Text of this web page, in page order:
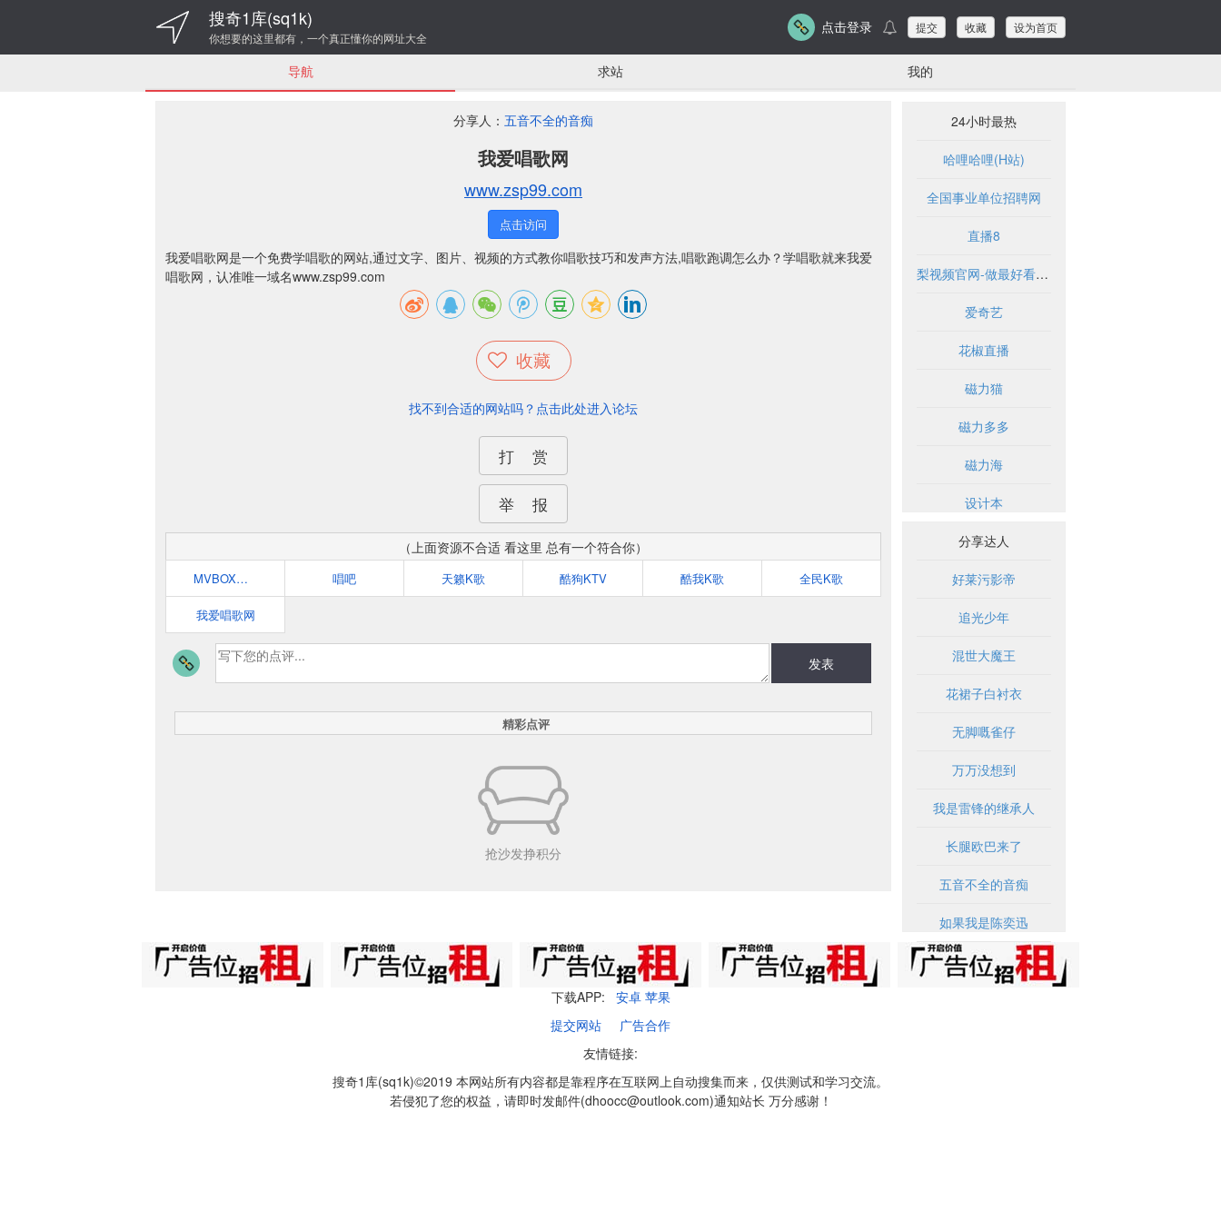
搜奇1库(sq1k)
你想要的这里都有，一个真正懂你的网址大全
点击登录 提交 收藏 设为首页
导航 求站 我的
分享人： 五音不全的音痴
我爱唱歌网
www.zsp99.com
点击访问
我爱唱歌网是一个免费学唱歌的网站,通过文字、图片、视频的方式教你唱歌技巧和发声方法,唱歌跑调怎么办？学唱歌就来我爱
唱歌网，认准唯一域名www.zsp99.com
收藏
找不到合适的网站吗？点击此处进入论坛
打 赏
举 报
（上面资源不合适 看这里 总有一个符合你）
MVBOX官方网站 唱吧 天籁K歌 酷狗KTV 酷我K歌 全民K歌
我爱唱歌网
发表
精彩点评
抢沙发挣积分
24小时最热
哈哩哈哩(H站)
全国事业单位招聘网
直播8
梨视频官网-做最好看的资讯短视频-Pear Video
爱奇艺
花椒直播
磁力猫
磁力多多
磁力海
设计本
分享达人
好莱污影帝
追光少年
混世大魔王
花裙子白衬衣
无脚嘅雀仔
万万没想到
我是雷锋的继承人
长腿欧巴来了
五音不全的音痴
如果我是陈奕迅
下载APP: 安卓 苹果
提交网站
广告合作
友情链接:
搜奇1库(sq1k)©2019 本网站所有内容都是靠程序在互联网上自动搜集而来，仅供测试和学习交流。
若侵犯了您的权益，请即时发邮件(dhoocc@outlook.com)通知站长 万分感谢！